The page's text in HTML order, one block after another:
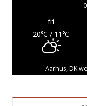
fri
20°C / 11°C
Aarhus, DK